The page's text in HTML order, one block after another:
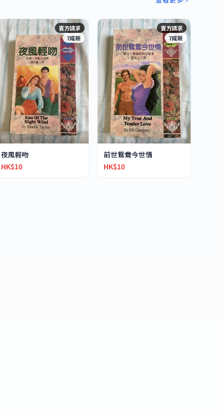
賣方請求
7成新
夜風輕吻
HK$10
賣方請求
7成新
前世鴛鴦今世情
HK$10